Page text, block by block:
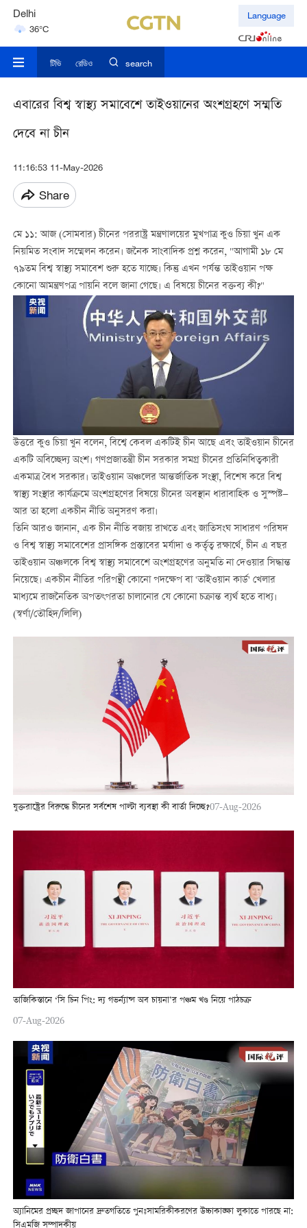
Delhi
36°C
Hyderabad
Language
টিভি রেডিও search
এবারের বিশ্ব স্বাস্থ্য সমাবেশে তাইওয়ানের অংশগ্রহণে সম্মতি
দেবে না চীন
11:16:53 11-May-2026
Share
মে ১১: আজ (সোমবার) চীনের পররাষ্ট্র মন্ত্রণালয়ের মুখপাত্র কুও চিয়া খুন এক
নিয়মিত সংবাদ সম্মেলন করেন। জনৈক সাংবাদিক প্রশ্ন করেন, "আগামী ১৮ মে
৭৯তম বিশ্ব স্বাস্থ্য সমাবেশ শুরু হতে যাচ্ছে। কিন্তু এখন পর্যন্ত তাইওয়ান পক্ষ
কোনো আমন্ত্রণপত্র পায়নি বলে জানা গেছে। এ বিষয়ে চীনের বক্তব্য কী?"
উত্তরে কুও চিয়া খুন বলেন, বিশ্বে কেবল একটিই চীন আছে এবং তাইওয়ান চীনের
একটি অবিচ্ছেদ্য অংশ। গণপ্রজাতন্ত্রী চীন সরকার সমগ্র চীনের প্রতিনিধিত্বকারী
একমাত্র বৈধ সরকার। তাইওয়ান অঞ্চলের আন্তর্জাতিক সংস্থা, বিশেষ করে বিশ্ব
স্বাস্থ্য সংস্থার কার্যক্রমে অংশগ্রহণের বিষয়ে চীনের অবস্থান ধারাবাহিক ও সুস্পষ্ট—
আর তা হলো একচীন নীতি অনুসরণ করা।
তিনি আরও জানান, এক চীন নীতি বজায় রাখতে এবং জাতিসংঘ সাধারণ পরিষদ
ও বিশ্ব স্বাস্থ্য সমাবেশের প্রাসঙ্গিক প্রস্তাবের মর্যাদা ও কর্তৃত্ব রক্ষার্থে, চীন এ বছর
তাইওয়ান অঞ্চলকে বিশ্ব স্বাস্থ্য সমাবেশে অংশগ্রহণের অনুমতি না দেওয়ার সিদ্ধান্ত
নিয়েছে। একচীন নীতির পরিপন্থী কোনো পদক্ষেপ বা 'তাইওয়ান কার্ড' খেলার
মাধ্যমে রাজনৈতিক অপতৎপরতা চালানোর যে কোনো চক্রান্ত ব্যর্থ হতে বাধ্য।
(স্বর্ণা/তৌহিদ/লিলি)
যুক্তরাষ্ট্রের বিরুদ্ধে চীনের সর্বশেষ পাল্টা ব্যবস্থা কী বার্তা দিচ্ছে?07-Aug-2026
তাজিকিস্তানে ‘সি চিন পিং: দ্য গভর্ন্যান্স অব চায়না’র পঞ্চম খণ্ড নিয়ে পাঠচক্র
07-Aug-2026
অ্যানিমের প্রচ্ছদ জাপানের দ্রুতগতিতে পুনঃসামরিকীকরণের উচ্চাকাঙ্ক্ষা লুকাতে পারছে না: